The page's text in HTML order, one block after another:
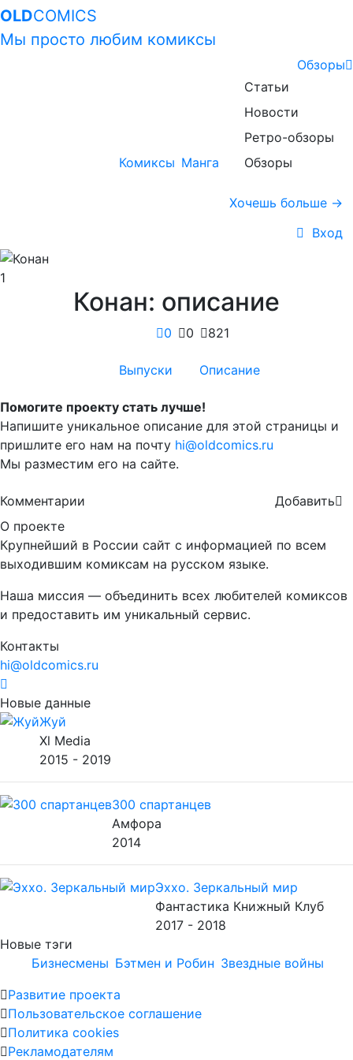
OLDCOMICS
Мы просто любим комиксы
Комиксы Манга
Обзоры
Статьи
Новости
Ретро-обзоры
Обзоры
Хочешь больше →
Вход
1
Конан: описание
0 0 821
Выпуски Описание
Помогите проекту стать лучше!
Напишите уникальное описание для этой страницы и
пришлите его нам на почту hi@oldcomics.ru
Мы разместим его на сайте.
Комментарии
Добавить
О проекте
Крупнейший в России сайт с информацией по всем
выходившим комиксам на русском языке.
Наша миссия — объединить всех любителей комиксов
и предоставить им уникальный сервис.
Контакты
hi@oldcomics.ru
Новые данные
Жуй
Xl Media
2015 - 2019
300 спартанцев
Амфора
2014
Эххо. Зеркальный мир
Фантастика Книжный Клуб
2017 - 2018
Новые тэги
Бизнесмены Бэтмен и Робин Звездные войны
Развитие проекта
Пользовательское соглашение
Политика cookies
Рекламодателям